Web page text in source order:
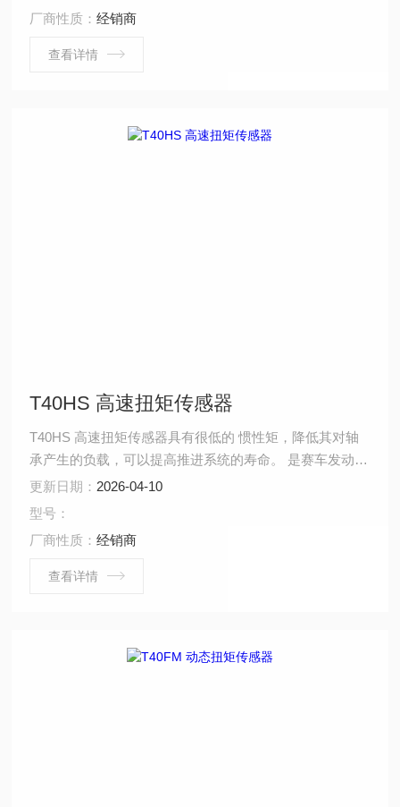
厂商性质：经销商
查看详情
T40HS 高速扭矩传感器
T40HS 高速扭矩传感器具有很低的 惯性矩，降低其对轴
承产生的负载，可以提高推进系统的寿命。 是赛车发动机
或航空应用的解决方案。
更新日期： 2026-04-10
型号：
厂商性质：经销商
查看详情